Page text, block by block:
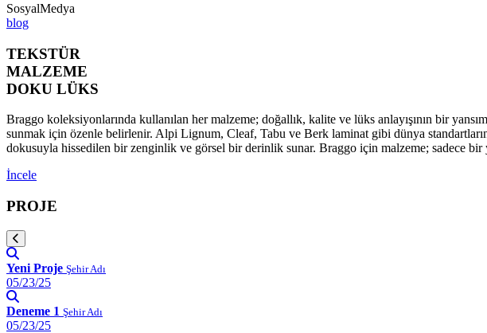
SosyalMedya
blog
TEKSTÜR
MALZEME
DOKU LÜKS
Braggo koleksiyonlarında kullanılan her malzeme; doğallık, kalite ve lüks anlayışının bir
sunmak için özenle belirlenir. Alpi Lignum, Cleaf, Tabu ve Berk laminat gibi dünya
dokusuyla hissedilen bir zenginlik ve görsel bir derinlik sunar. Braggo için malzeme; sadece bir
İncele
PROJE
Yeni Proje Şehir Adı
05/23/25
Deneme 1 Şehir Adı
05/23/25